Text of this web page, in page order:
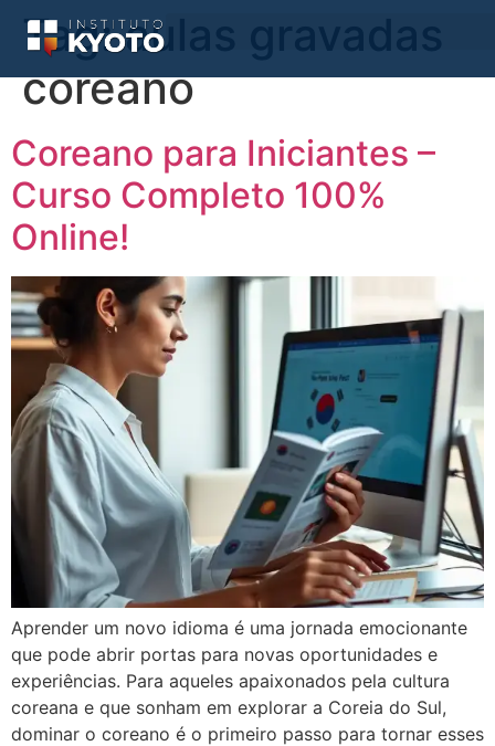
Tag:aulas gravadas
coreano
Coreano para Iniciantes –
Curso Completo 100%
Online!
Aprender um novo idioma é uma jornada emocionante
que pode abrir portas para novas oportunidades e
experiências. Para aqueles apaixonados pela cultura
coreana e que sonham em explorar a Coreia do Sul,
dominar o coreano é o primeiro passo para tornar esses